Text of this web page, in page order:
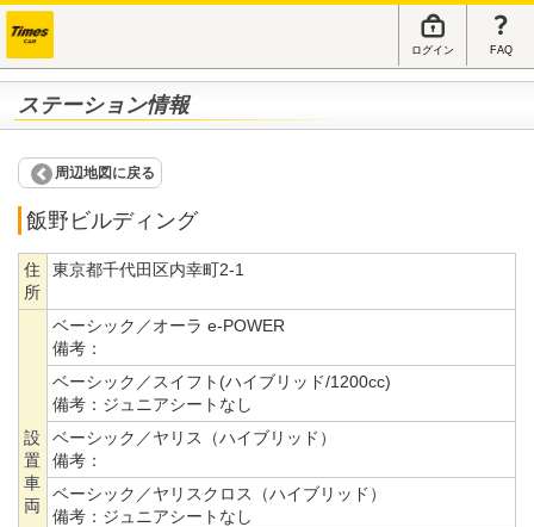
ログイン FAQ
ステーション情報
周辺地図に戻る
飯野ビルディング
住
所
東京都千代田区内幸町2-1
設
置
車
両
ベーシック／オーラ e-POWER
備考：
ベーシック／スイフト(ハイブリッド/1200cc)
備考： ジュニアシートなし
ベーシック／ヤリス（ハイブリッド）
備考：
ベーシック／ヤリスクロス（ハイブリッド）
備考： ジュニアシートなし